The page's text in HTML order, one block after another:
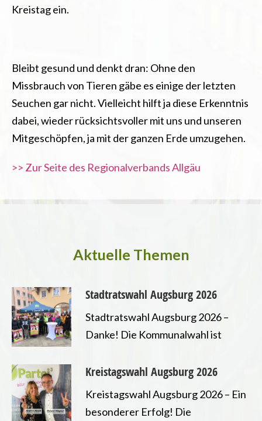
Kreistag ein.
Bleibt gesund und denkt dran: Ohne den
Missbrauch von Tieren gäbe es einige der letzten
Seuchen gar nicht. Vielleicht hilft ja diese Erkenntnis
dabei, wieder rücksichtsvoller mit uns und unseren
Mitgeschöpfen, ja mit der ganzen Erde umzugehen.
>> Zur Seite des Regionalverbands Allgäu
Aktuelle Themen
Stadtratswahl Augsburg 2026
Stadtratswahl Augsburg 2026 –
Danke! Die Kommunalwahl ist
sehr erneut ein Mandat im
Kreistagswahl Augsburg 2026
Kreistagswahl Augsburg 2026 – Ein
besonderer Erfolg! Die